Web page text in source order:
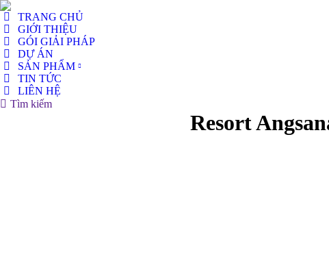
TRANG CHỦ
GIỚI THIỆU
GÓI GIẢI PHÁP
DỰ ÁN
SẢN PHẨM
TIN TỨC
LIÊN HỆ
Search:
Tìm kiếm
Resort